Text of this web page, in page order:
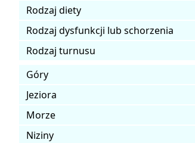
Rodzaj diety
Rodzaj dysfunkcji lub schorzenia
Rodzaj turnusu
Góry
Jeziora
Morze
Niziny